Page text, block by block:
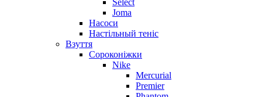
Select
Joma
Насоси
Настільный теніс
Взуття
Сороконіжки
Nike
Mercurial
Premier